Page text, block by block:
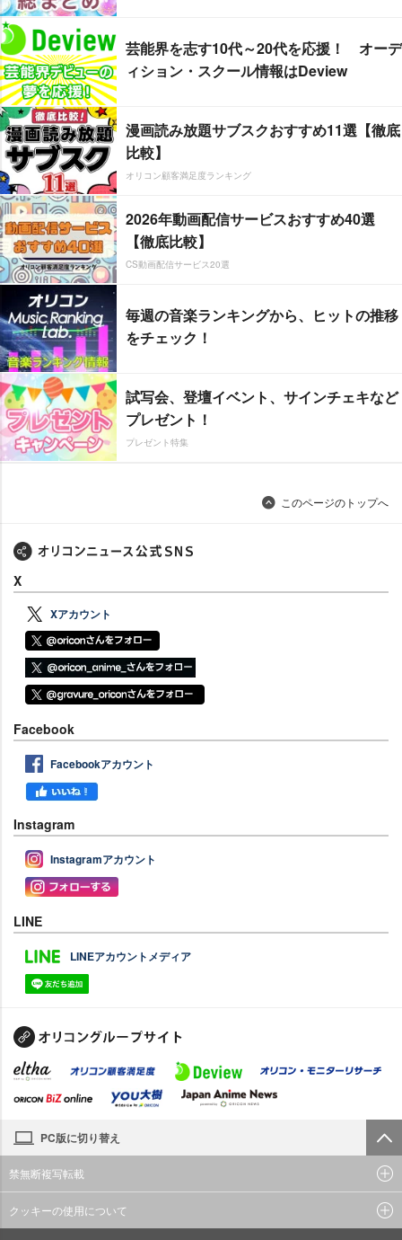
芸能界を志す10代～20代を応援！ オーデ
ィション・スクール情報はDeview
漫画読み放題サブスクおすすめ11選【徹底
比較】
オリコン顧客満足度ランキング
2026年動画配信サービスおすすめ40選
【徹底比較】
CS動画配信サービス20選
毎週の音楽ランキングから、ヒットの推移
をチェック！
試写会、登壇イベント、サインチェキなど
プレゼント！
プレゼント特集
このページのトップへ
X
Xアカウント
Facebook
Facebookアカウント
Instagram
Instagramアカウント
LINE
LINEアカウントメディア
PC版に切り替え
禁無断複写転載
クッキーの使用について